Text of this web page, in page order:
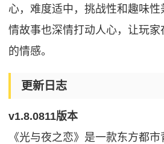
心，难度适中，挑战性和趣味
情故事也深情打动人心，让玩
的情感。
更新日志
v1.8.0811版本
《光与夜之恋》是一款东方都